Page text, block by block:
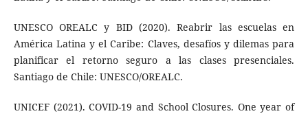
UNESCO OREALC y BID (2020). Reabrir las escuelas en
América Latina y el Caribe: Claves, desafíos y dilemas para
planificar el retorno seguro a las clases presenciales.
Santiago de Chile: UNESCO/OREALC.
UNICEF (2021). COVID-19 and School Closures. One year of